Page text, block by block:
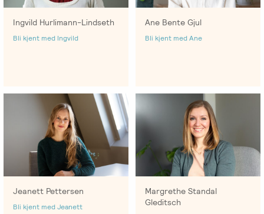
Ingvild Hurlimann-Lindseth
Bli kjent med Ingvild
Ane Bente Gjul
Bli kjent med Ane
Jeanett Pettersen
Bli kjent med Jeanett
Margrethe Standal
Gleditsch